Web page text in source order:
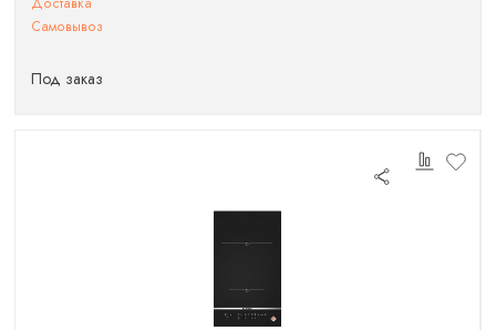
Самовывоз
Под заказ